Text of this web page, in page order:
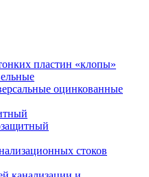
пластин «клопы»
оцинкованные
стоков